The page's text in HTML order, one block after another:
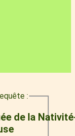
:
de la